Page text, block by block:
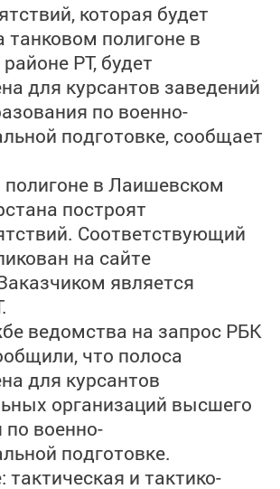
которая будет
танковом полигоне в
РТ, будет
для курсантов заведений
по военно-
подготовке, сообщает
в Лаишевском
построят
Соответствующий
на сайте
является
ведомства на запрос РБК
что полоса
для курсантов
организаций высшего
по военно-
подготовке.
тактическая и тактико-